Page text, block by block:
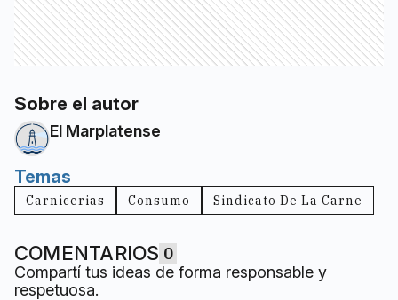
Sobre el autor
El Marplatense
Temas
Carnicerias Consumo Sindicato De La Carne
COMENTARIOS 0
Compartí tus ideas de forma responsable y
respetuosa.